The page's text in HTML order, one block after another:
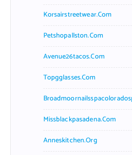
Korsairstreetwear.com
Petshopallston.com
Avenue26tacos.com
Topgglasses.com
Missblackpasadena.com
Anneskitchen.org